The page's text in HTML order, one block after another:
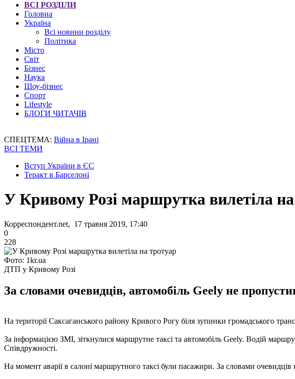
ВСІ РОЗДІЛИ
Головна
Україна
Всі новини розділу
Політика
Місто
Світ
Бізнес
Наука
Шоу-бізнес
Спорт
Lifestyle
БЛОГИ ЧИТАЧІВ
СПЕЦТЕМА: Війна в Ірані
ВСІ ТЕМИ
Вступ України в ЄС
Теракт в Барселоні
У Кривому Розі маршрутка вилетіла
Корреспондент.net, 17 травня 2019, 17:40
0
228
Фото: 1kr.ua
ДТП у Кривому Розі
За словами очевидців, автомобіль Geely не
На території Саксаганського району Кривого Рогу біля зупинки громадського
За інформацією ЗМІ, зіткнулися маршрутне таксі та автомобіль Geely. Водій
Співдружності.
На момент аварії в салоні маршрутного таксі були пасажири. За словами